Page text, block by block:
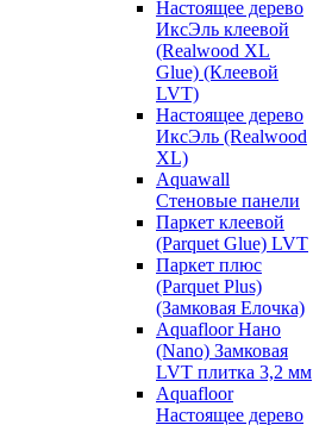
Настоящее дерево
ИксЭль клеевой
(Realwood XL
Glue) (Клеевой
LVT)
Настоящее дерево
ИксЭль (Realwood
XL)
Aquawall
Стеновые панели
Паркет клеевой
(Parquet Glue) LVT
Паркет плюс
(Parquet Plus)
(Замковая Елочка)
Aquafloor Нано
(Nano) Замковая
LVT плитка 3,2 мм
Aquafloor
Настоящее дерево